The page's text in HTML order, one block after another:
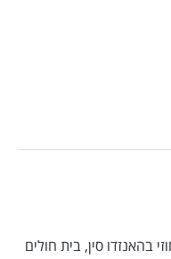
בהאנזדו סין, בית חולים